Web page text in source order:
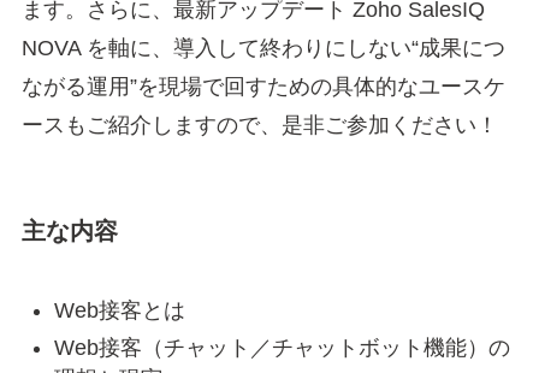
ます。さらに、最新アップデート Zoho SalesIQ
NOVA を軸に、導入して終わりにしない“成果につ
ながる運用”を現場で回すための具体的なユースケ
ースもご紹介しますので、是非ご参加ください！
主な内容
Web接客とは
Web接客（チャット／チャットボット機能）の